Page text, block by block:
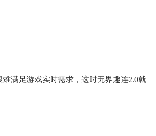
满足游戏实时需求，这时无界趣连2.0就